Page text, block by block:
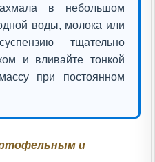
в небольшом
воды, молока или
тщательно
и вливайте тонкой
при постоянном
и